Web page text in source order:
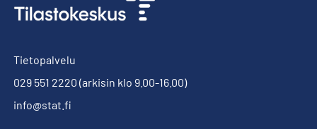
Tietopalvelu
029 551 2220 (arkisin klo 9.00-16.00)
info@stat.fi